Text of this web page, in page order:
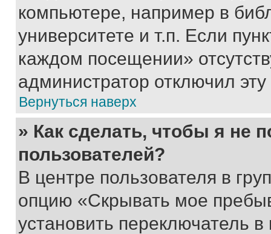
компьютере, например в
университете и т.п. Если
каждом посещении»
администратор отключил
Вернуться наверх
» Как сделать, чтобы я не
пользователей?
В центре пользователя в
опцию «Скрывать мое
установить переключатель